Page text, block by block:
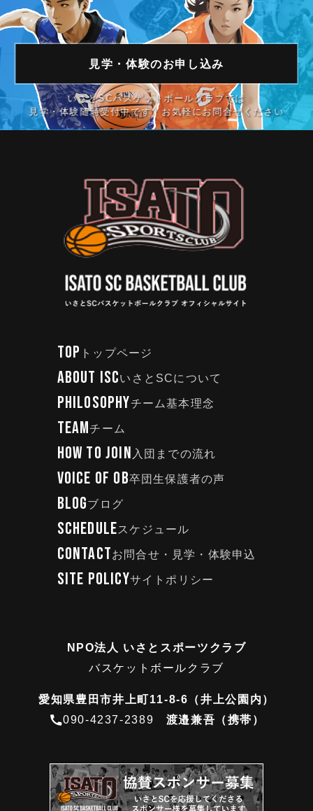
見学・体験のお申し込み
いさとSCバスケットボールクラブでは
見学・体験随時受付中です！お気軽にお問合せください
TOP トップページ
ABOUT ISCいさとSCについて
PHILOSOPHYチーム基本理念
TEAMチーム
HOW TO JOIN 入団までの流れ
VOICE OF OB卒団生保護者の声
BLOGブログ
SCHEDULEスケジュール
CONTACTお問合せ・見学・体験申込
SITE POLICYサイトポリシー
NPO法人 いさとスポーツクラブ
バスケットボールクラブ
愛知県豊田市井上町11-8-6（井上公園内）
090-4237-2389 渡邉兼吾（携帯）